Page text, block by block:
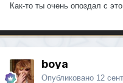
Как-то ты очень опоздал с
boya
Опубликовано 12